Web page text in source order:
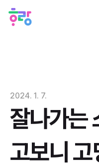
2024. 1. 7.
잘나가는
고보니